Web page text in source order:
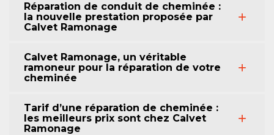
Réparation de conduit de cheminée :
la nouvelle prestation proposée par
Calvet Ramonage
Calvet Ramonage, un véritable
ramoneur pour la réparation de votre
cheminée
Tarif d’une réparation de cheminée :
les meilleurs prix sont chez Calvet
Ramonage